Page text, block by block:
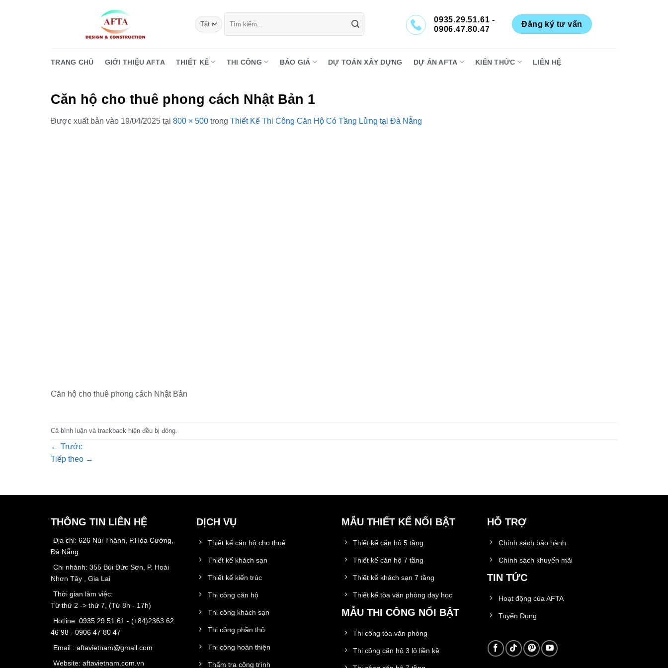
kiếm:
0935.29.51.61 -
0906.47.80.47
Đăng ký tư vấn
TRANG CHỦ GIỚI THIỆU AFTA THIẾT KẾ THI CÔNG BÁO GIÁ DỰ TOÁN XÂY DỰNG DỰ ÁN AFTA KIẾN THỨC LIÊN HỆ
Căn hộ cho thuê phong cách Nhật Bản 1
Được xuất bản vào 19/04/2025 tại 800 × 500 trong Thiết Kế Thi Công Căn Hộ Có Tầng Lửng tại Đà Nẵng
Căn hộ cho thuê phong cách Nhật Bản
Cả bình luận và trackback hiện đều bị đóng.
← Trước
Tiếp theo →
THÔNG TIN LIÊN HỆ
Địa chỉ: 626 Núi Thành, P.Hòa Cường,
Đà Nẵng
Chi nhánh: 355 Bùi Đức Sơn, P. Hoài
Nhơn Tây , Gia Lai
Thời gian làm việc:
Từ thứ 2 -> thứ 7, (Từ 8h - 17h)
Hotline: 0935 29 51 61 - (+84)2363 62
46 98 - 0906 47 80 47
Email : aftavietnam@gmail.com
Website: aftavietnam.com.vn
DỊCH VỤ
Thiết kế căn hộ cho thuê
Thiết kế khách sạn
Thiết kế kiến trúc
Thi công căn hộ
Thi công khách sạn
Thi công phần thô
Thi công hoàn thiện
Thẩm tra công trình
MẪU THIẾT KẾ NỔI BẬT
Thiết kế căn hộ 5 tầng
Thiết kế căn hộ 7 tầng
Thiết kế khách sạn 7 tầng
Thiết kế tòa văn phòng dạy học
MẪU THI CÔNG NỔI BẬT
Thi công tòa văn phòng
Thi công căn hộ 3 lô liền kề
HỖ TRỢ
Chính sách bảo hành
Chính sách khuyến mãi
TIN TỨC
Hoạt động của AFTA
Tuyển Dụng